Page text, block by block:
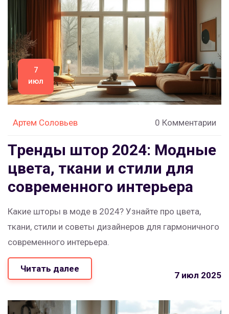
7
июл
Артем Соловьев 0 Комментарии
Тренды штор 2024: Модные
цвета, ткани и стили для
современного интерьера
Какие шторы в моде в 2024? Узнайте про цвета,
ткани, стили и советы дизайнеров для гармоничного
современного интерьера.
Читать далее
7 июл 2025